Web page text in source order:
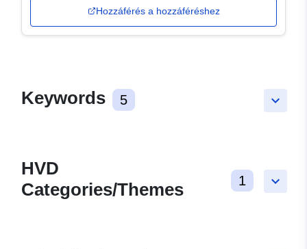
Hozzáférés a hozzáféréshez
keyboard_arrow_down
Keywords 5
keyboard_arrow_down
HVD
Categories/Themes
1